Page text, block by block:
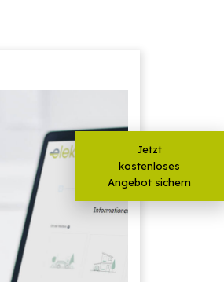
Jetzt
kostenloses
Angebot sichern